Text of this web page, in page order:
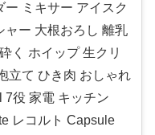
ー ミキサー アイスク
ャー 大根おろし 離乳
く ホイップ 生クリ
立て ひき肉 おしゃれ
7役 家電 キッチン
レコルト Capsule